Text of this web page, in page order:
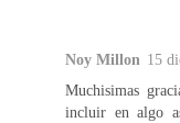
Noy Millon 15
Muchisimas
incluir en algo